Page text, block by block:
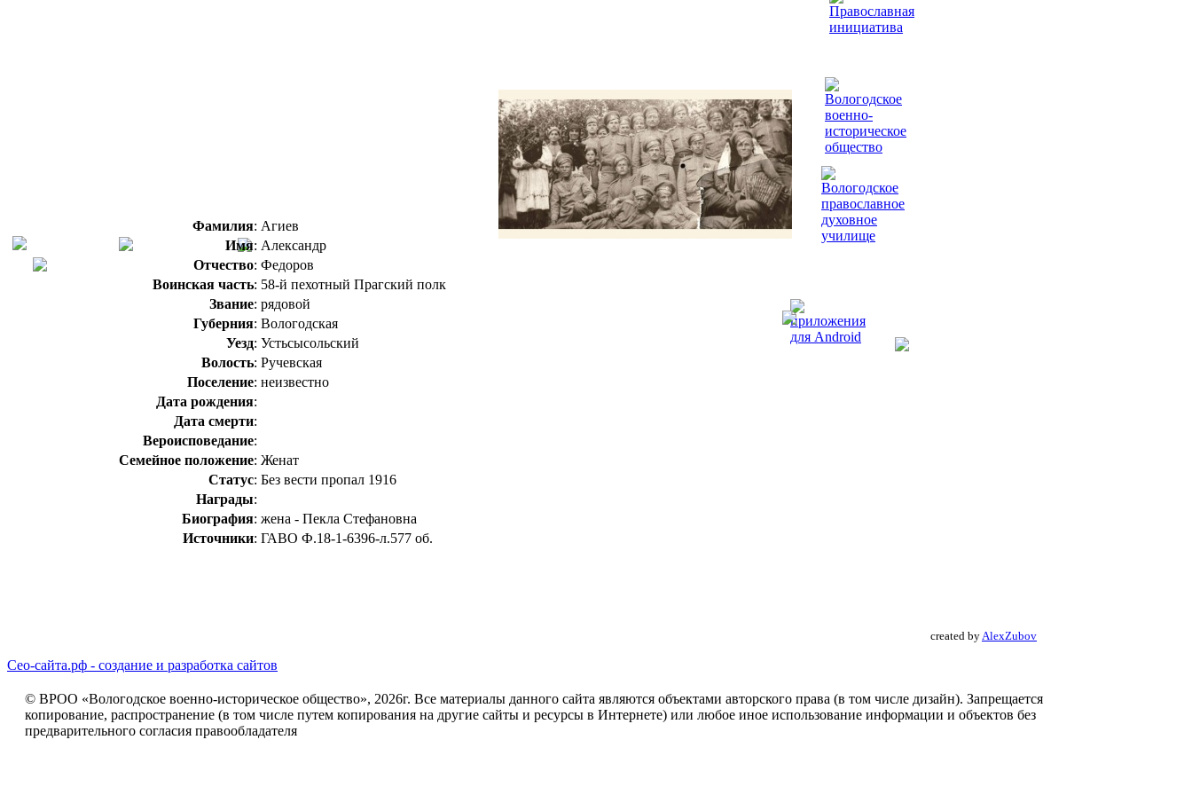
Фамилия: Агиев
Имя: Александр
Отчество: Федоров
Воинская часть: 58-й пехотный Прагский полк
Звание: рядовой
Губерния: Вологодская
Уезд: Устьсысольский
Волость: Ручевская
Поселение: неизвестно
Дата рождения:
Дата смерти:
Вероисповедание:
Семейное положение: Женат
Статус: Без вести пропал 1916
Награды:
Биография: жена - Пекла Стефановна
Источники: ГАВО Ф.18-1-6396-л.577 об.
created byAlexZubov
Сео-сайта.рф - создание и разработка сайтов
© ВРОО «Вологодское военно-историческое общество», 2026г. Все материалы данного сайта являются объектами авторского права (в том числе дизайн). Запрещается
копирование, распространение (в том числе путем копирования на другие сайты и ресурсы в Интернете) или любое иное использование информации и объектов без
предварительного согласия правообладателя